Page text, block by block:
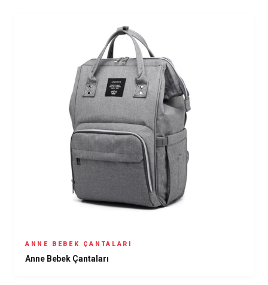
ANNE BEBEK ÇANTALARI
Anne Bebek Çantaları